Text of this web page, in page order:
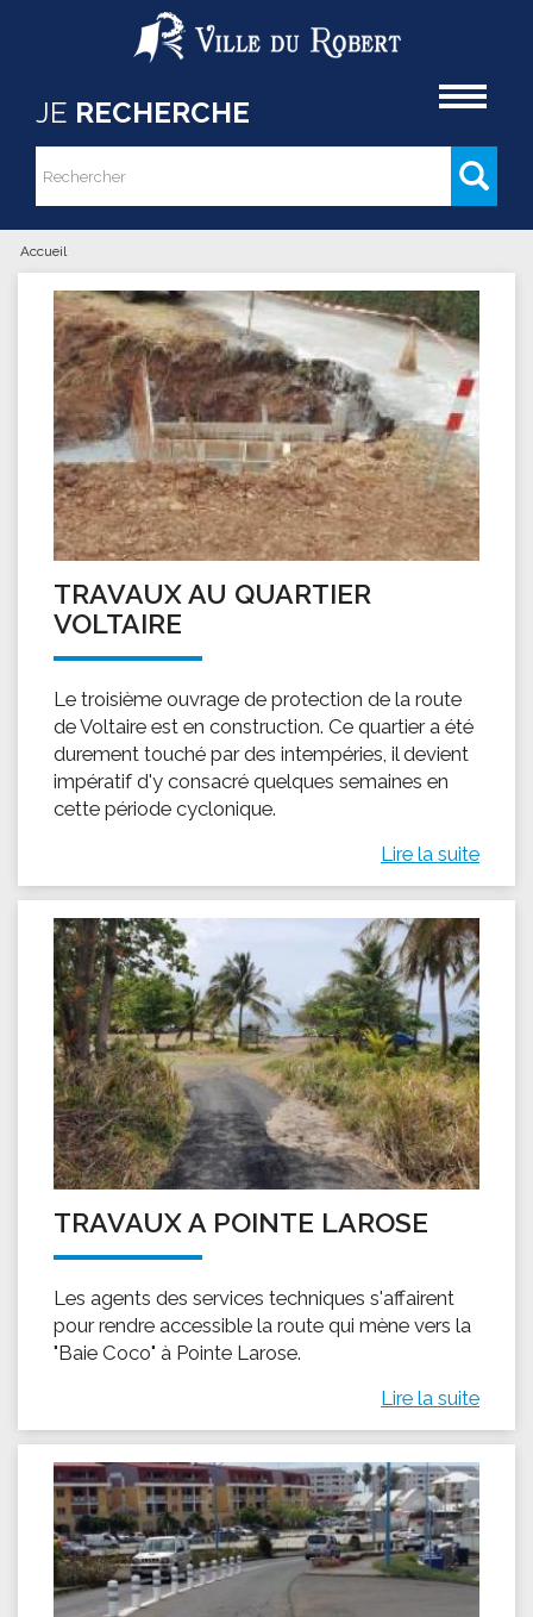
Aller au contenu principal
JE RECHERCHE
Formulaire de recherche
Rechercher
Vous êtes ici
Accueil
TRAVAUX AU QUARTIER
VOLTAIRE
Le troisième ouvrage de protection de la route
de Voltaire est en construction. Ce quartier a été
durement touché par des intempéries, il devient
impératif d'y consacré quelques semaines en
cette période cyclonique.
Lire la suite
TRAVAUX A POINTE LAROSE
Les agents des services techniques s'affairent
pour rendre accessible la route qui mène vers la
"Baie Coco" à Pointe Larose.
Lire la suite